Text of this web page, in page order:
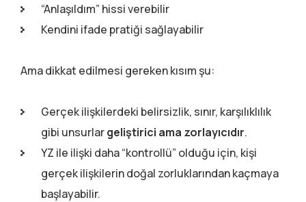
“Anlaşıldım” hissi verebilir
Kendini ifade pratiği sağlayabilir
Ama dikkat edilmesi gereken kısım şu:
Gerçek ilişkilerdeki belirsizlik, sınır, karşılıklılık
gibi unsurlargeliştirici ama zorlayıcıdır.
YZ ile ilişki daha “kontrollü” olduğu için, kişi
gerçek ilişkilerin doğal zorluklarından kaçmaya
başlayabilir.